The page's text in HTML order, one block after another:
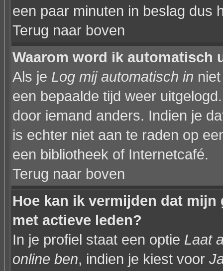
een paar minuten in beslag dus
Terug naar boven
Waarom word ik automatisch
Als je Log mij automatisch in
een bepaalde tijd weer
door iemand anders. Indien je
is echter niet aan te raden op
een bibliotheek of Internetcafé.
Terug naar boven
Hoe kan ik vermijden dat
met actieve leden?
In je profiel staat een optie Laat
online ben, indien je kiest voor